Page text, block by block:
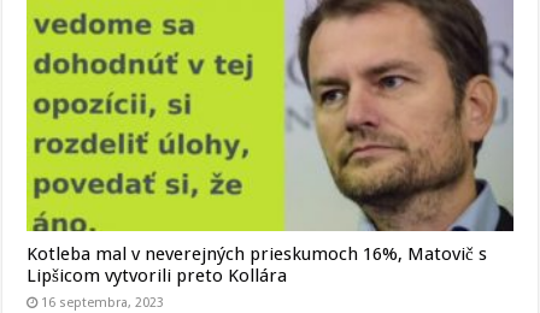
Kotleba mal v neverejných prieskumoch 16%, Matovič s
Lipšicom vytvorili preto Kollára
16 septembra, 2023